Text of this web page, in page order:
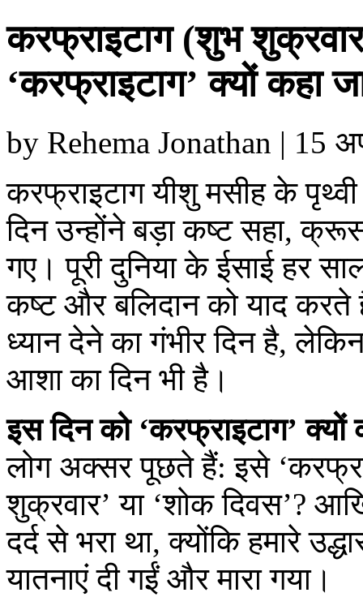
करफ्राइटाग (शुभ
‘करफ्राइटाग’ क्यों कहा
by Rehema Jonathan | 15
करफ्राइटाग यीशु मसीह के
दिन उन्होंने बड़ा कष्ट सहा,
गए। पूरी दुनिया के ईसाई हर
कष्ट और बलिदान को याद
ध्यान देने का गंभीर दिन है,
आशा का दिन भी है।
इस दिन को ‘करफ्राइटाग’ क्यों
लोग अक्सर पूछते हैं: इसे
शुक्रवार’ या ‘शोक दिवस’?
दर्द से भरा था, क्योंकि हमारे
यातनाएं दी गईं और मारा गया।